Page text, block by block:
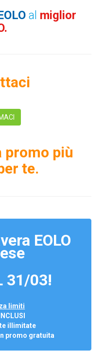
al miglior
promo più
te.
EOLO
31/03!
limiti
illimitate
promo gratuita